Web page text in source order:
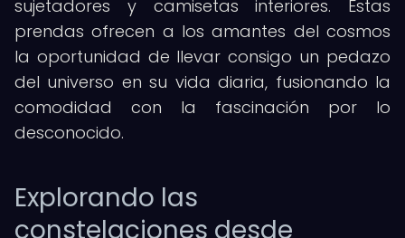
sujetadores y camisetas interiores. Estas
prendas ofrecen a los amantes del cosmos
la oportunidad de llevar consigo un pedazo
del universo en su vida diaria, fusionando la
comodidad con la fascinación por lo
desconocido.
Explorando las
constelaciones desde